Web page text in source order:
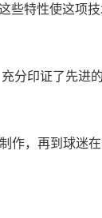
些特性使这项
分印证了先进
作，再到球迷